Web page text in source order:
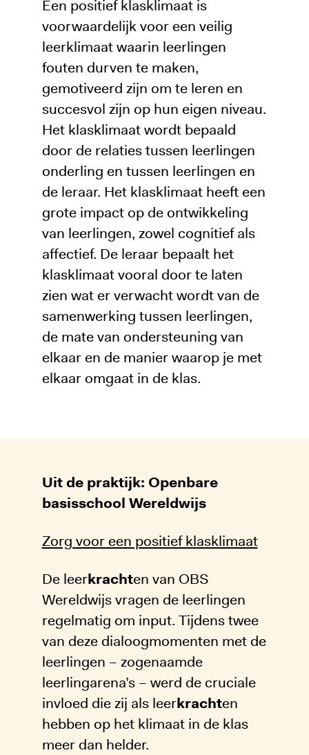
Een positief klasklimaat is
voorwaardelijk voor een veilig
leerklimaat waarin leerlingen
fouten durven te maken,
gemotiveerd zijn om te leren en
succesvol zijn op hun eigen niveau.
Het klasklimaat wordt bepaald
door de relaties tussen leerlingen
onderling en tussen leerlingen en
de leraar. Het klasklimaat heeft een
grote impact op de ontwikkeling
van leerlingen, zowel cognitief als
affectief. De leraar bepaalt het
klasklimaat vooral door te laten
zien wat er verwacht wordt van de
samenwerking tussen leerlingen,
de mate van ondersteuning van
elkaar en de manier waarop je met
elkaar omgaat in de klas.
Uit de praktijk: Openbare
basisschool Wereldwijs
Zorg voor een positief klasklimaat
De leerkrachten van OBS
Wereldwijs vragen de leerlingen
regelmatig om input. Tijdens twee
van deze dialoogmomenten met de
leerlingen – zogenaamde
leerlingarena’s – werd de cruciale
invloed die zij als leerkrachten
hebben op het klimaat in de klas
meer dan helder.